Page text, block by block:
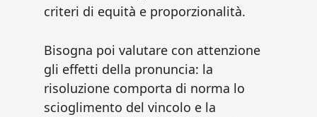
criteri di equità e proporzionalità.
Bisogna poi valutare con attenzione
gli effetti della pronuncia: la
risoluzione comporta di norma lo
scioglimento del vincolo e la